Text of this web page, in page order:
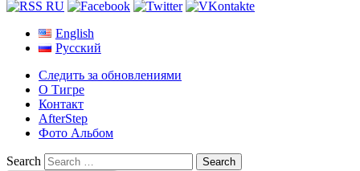
English
Русский
Следить за обновлениями
О Тигре
Контакт
AfterStep
Фото Альбом
Search